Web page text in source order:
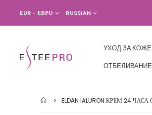
ВАЛЮТА
EUR - ЕВРО ЯЗЫК
RUSSIAN
УХОД ЗА
ELDAN IALURON КРЕМ 24